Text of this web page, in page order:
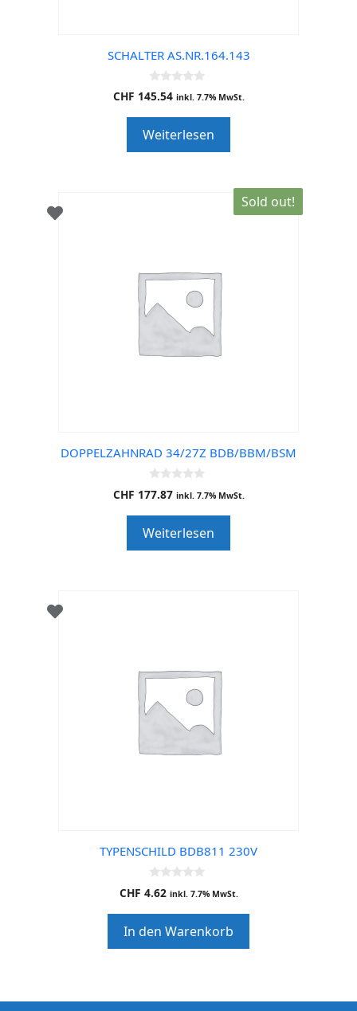
SCHALTER AS.NR.164.143
0
o
o
f
5
CHF 145.54 inkl. 7.7% MwSt.
Weiterlesen
Sold out!
DOPPELZAHNRAD 34/27Z BDB/BBM/BSM
0
o
o
f
5
CHF 177.87 inkl. 7.7% MwSt.
Weiterlesen
TYPENSCHILD BDB811 230V
0
o
o
f
5
CHF 4.62 inkl. 7.7% MwSt.
In den Warenkorb